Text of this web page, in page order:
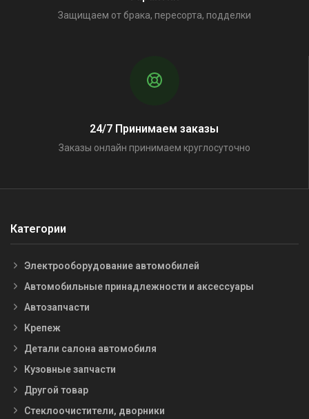
Защищаем от брака, пересорта, подделки
24/7 Принимаем заказы
Заказы онлайн принимаем круглосуточно
Категории
Электрооборудование автомобилей
Автомобильные принадлежности и аксессуары
Автозапчасти
Крепеж
Детали салона автомобиля
Кузовные запчасти
Другой товар
Стеклоочистители, дворники